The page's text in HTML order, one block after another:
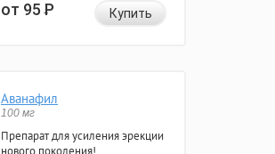
от 95Р Купить
Аванафил
100 мг
Препарат для усиления эрекции